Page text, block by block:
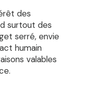
des
surtout des
serré, envie
humain
valables